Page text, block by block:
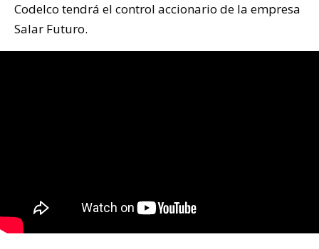
Codelco tendrá el control accionario de la empresa
Salar Futuro.